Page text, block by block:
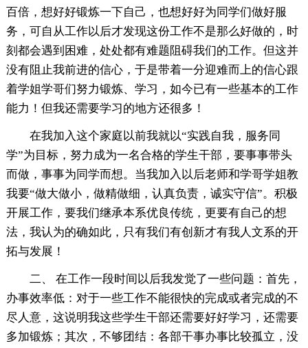
百倍，想好好锻炼一下自己，也想好好为同学们做好服
务，可自从工作以后才发现这份工作不是那么好做的，时
刻都会遇到困难，处处都有难题阻碍我们的工作。但这并
没有阻止我前进的信心，于是带着一分迎难而上的信心跟
着学姐学哥们努力锻炼、学习，如今已有一些基本的工作
能力！但我还需要学习的地方还很多！
在我加入这个家庭以前我就以“实践自我，服务同
学”为目标，努力成为一名合格的学生干部，要事事带头
而做，事事为同学而想。当我加入以后老师和学哥学姐教
我要“做大做小，做精做细，认真负责，诚实守信”。积极
开展工作，要我们继承本系优良传统，更要有自己的想
法，我认为的确如此，只有我们有创新才有我人文系的开
拓与发展！
二、 在工作一段时间以后我发觉了一些问题：首先，
办事效率低：对于一些工作不能很快的完成或者完成的不
尽人意，这说明我这些学生干部还需要好好学习，还需要
多加锻炼；其次，不够团结：各部干事办事比较孤立，没